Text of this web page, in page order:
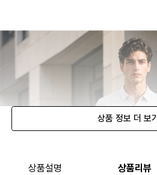
상품 정보 더 보기
상품설명 상품리뷰